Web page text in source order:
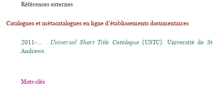
Références externes
Catalogues et métacatalogues en ligne d'établissements documentaires
2011-.... . Universal Short Title Catalogue(USTC). Université de St
Andrews.
Mots-clés